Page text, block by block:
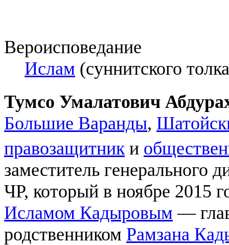
Вероисповедание
Ислам (суннитского
Тумсо Умалатович
Большие Варанды,
правозащитник и
заместитель генерального
ЧР, который в ноябре 2015
Исламом Кадыровым —
родственником Рамзана